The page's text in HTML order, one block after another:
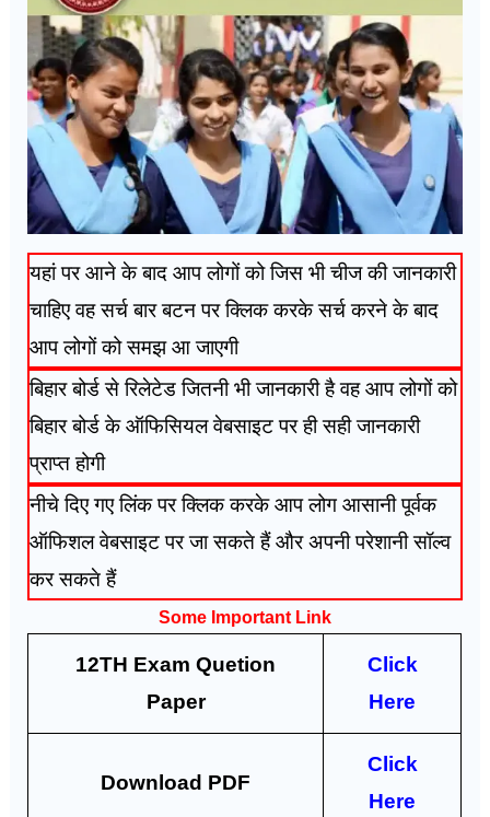
यहां पर आने के बाद आप लोगों को जिस भी चीज की जानकारी
चाहिए वह सर्च बार बटन पर क्लिक करके सर्च करने के बाद
आप लोगों को समझ आ जाएगी
बिहार बोर्ड से रिलेटेड जितनी भी जानकारी है वह आप लोगों को
बिहार बोर्ड के ऑफिसियल वेबसाइट पर ही सही जानकारी
प्राप्त होगी
नीचे दिए गए लिंक पर क्लिक करके आप लोग आसानी पूर्वक
ऑफिशल वेबसाइट पर जा सकते हैं और अपनी परेशानी सॉल्व
कर सकते हैं
Some Important Link
12TH Exam Quetion
Paper
Click
Here
Download PDF
Click
Here